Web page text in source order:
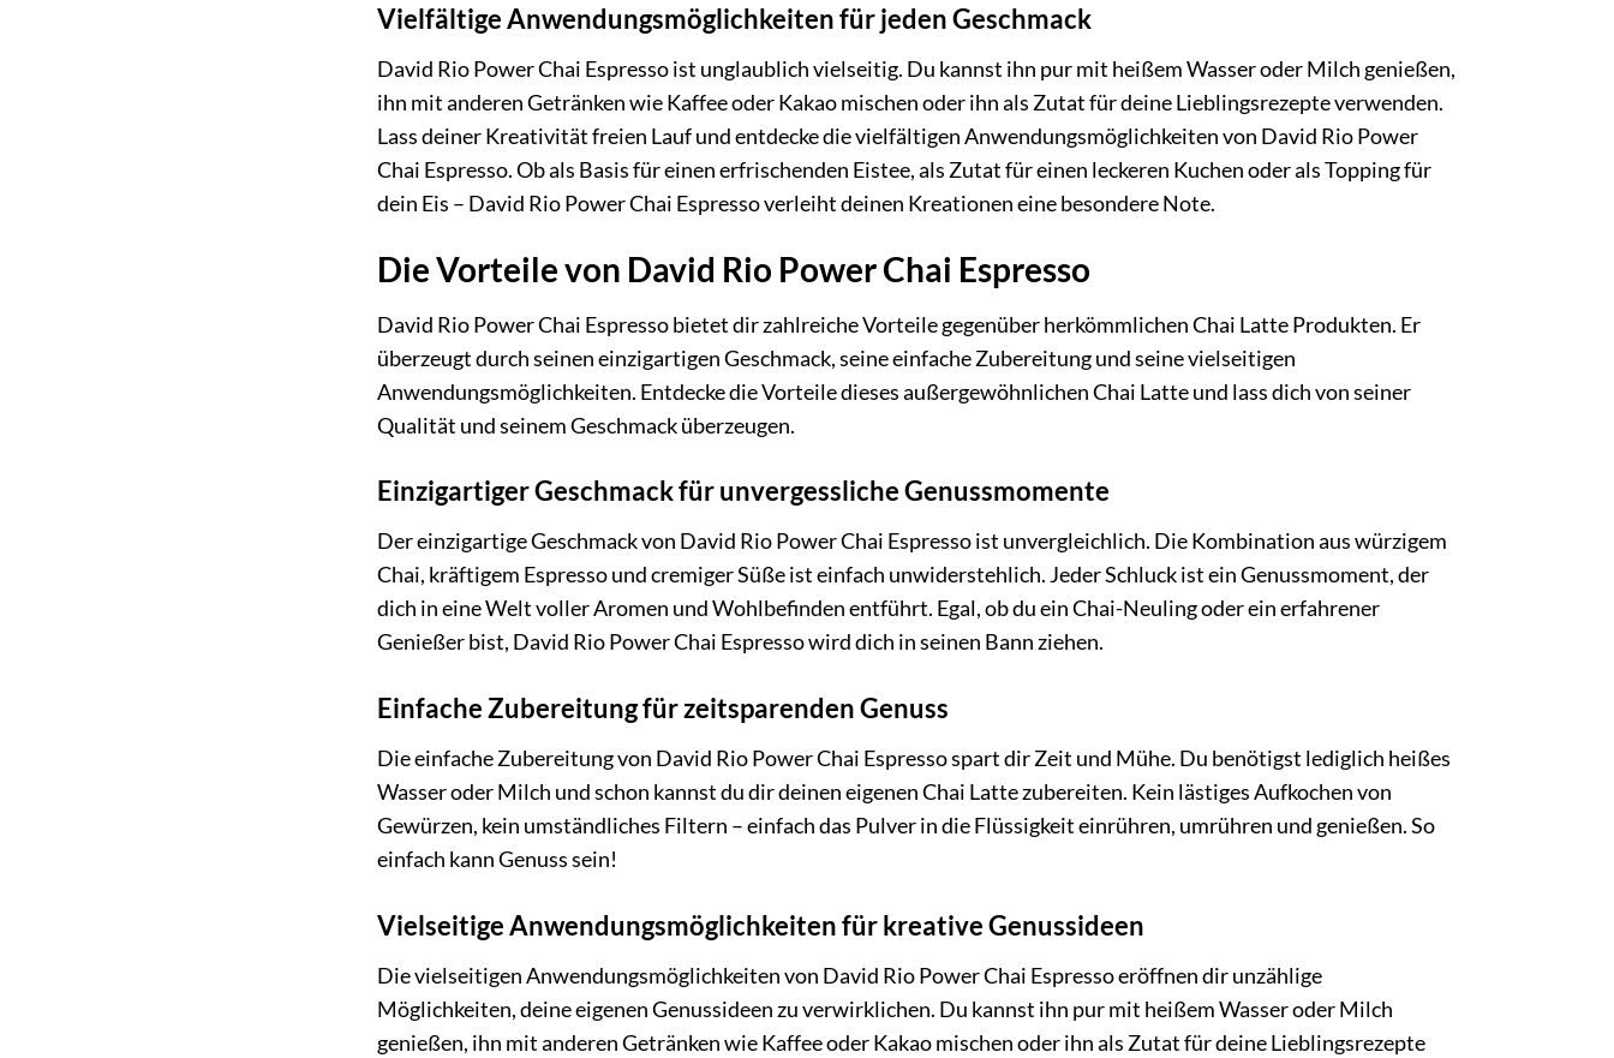
Vielfältige Anwendungsmöglichkeiten für jeden Geschmack
David Rio Power Chai Espresso ist unglaublich vielseitig. Du kannst ihn pur mit heißem Wasser oder Milch genießen,
ihn mit anderen Getränken wie Kaffee oder Kakao mischen oder ihn als Zutat für deine Lieblingsrezepte verwenden.
Lass deiner Kreativität freien Lauf und entdecke die vielfältigen Anwendungsmöglichkeiten von David Rio Power
Chai Espresso. Ob als Basis für einen erfrischenden Eistee, als Zutat für einen leckeren Kuchen oder als Topping für
dein Eis – David Rio Power Chai Espresso verleiht deinen Kreationen eine besondere Note.
Die Vorteile von David Rio Power Chai Espresso
David Rio Power Chai Espresso bietet dir zahlreiche Vorteile gegenüber herkömmlichen Chai Latte Produkten. Er
überzeugt durch seinen einzigartigen Geschmack, seine einfache Zubereitung und seine vielseitigen
Anwendungsmöglichkeiten. Entdecke die Vorteile dieses außergewöhnlichen Chai Latte und lass dich von seiner
Qualität und seinem Geschmack überzeugen.
Einzigartiger Geschmack für unvergessliche Genussmomente
Der einzigartige Geschmack von David Rio Power Chai Espresso ist unvergleichlich. Die Kombination aus würzigem
Chai, kräftigem Espresso und cremiger Süße ist einfach unwiderstehlich. Jeder Schluck ist ein Genussmoment, der
dich in eine Welt voller Aromen und Wohlbefinden entführt. Egal, ob du ein Chai-Neuling oder ein erfahrener
Genießer bist, David Rio Power Chai Espresso wird dich in seinen Bann ziehen.
Einfache Zubereitung für zeitsparenden Genuss
Die einfache Zubereitung von David Rio Power Chai Espresso spart dir Zeit und Mühe. Du benötigst lediglich heißes
Wasser oder Milch und schon kannst du dir deinen eigenen Chai Latte zubereiten. Kein lästiges Aufkochen von
Gewürzen, kein umständliches Filtern – einfach das Pulver in die Flüssigkeit einrühren, umrühren und genießen. So
einfach kann Genuss sein!
Vielseitige Anwendungsmöglichkeiten für kreative Genussideen
Die vielseitigen Anwendungsmöglichkeiten von David Rio Power Chai Espresso eröffnen dir unzählige
Möglichkeiten, deine eigenen Genussideen zu verwirklichen. Du kannst ihn pur mit heißem Wasser oder Milch
genießen, ihn mit anderen Getränken wie Kaffee oder Kakao mischen oder ihn als Zutat für deine Lieblingsrezepte